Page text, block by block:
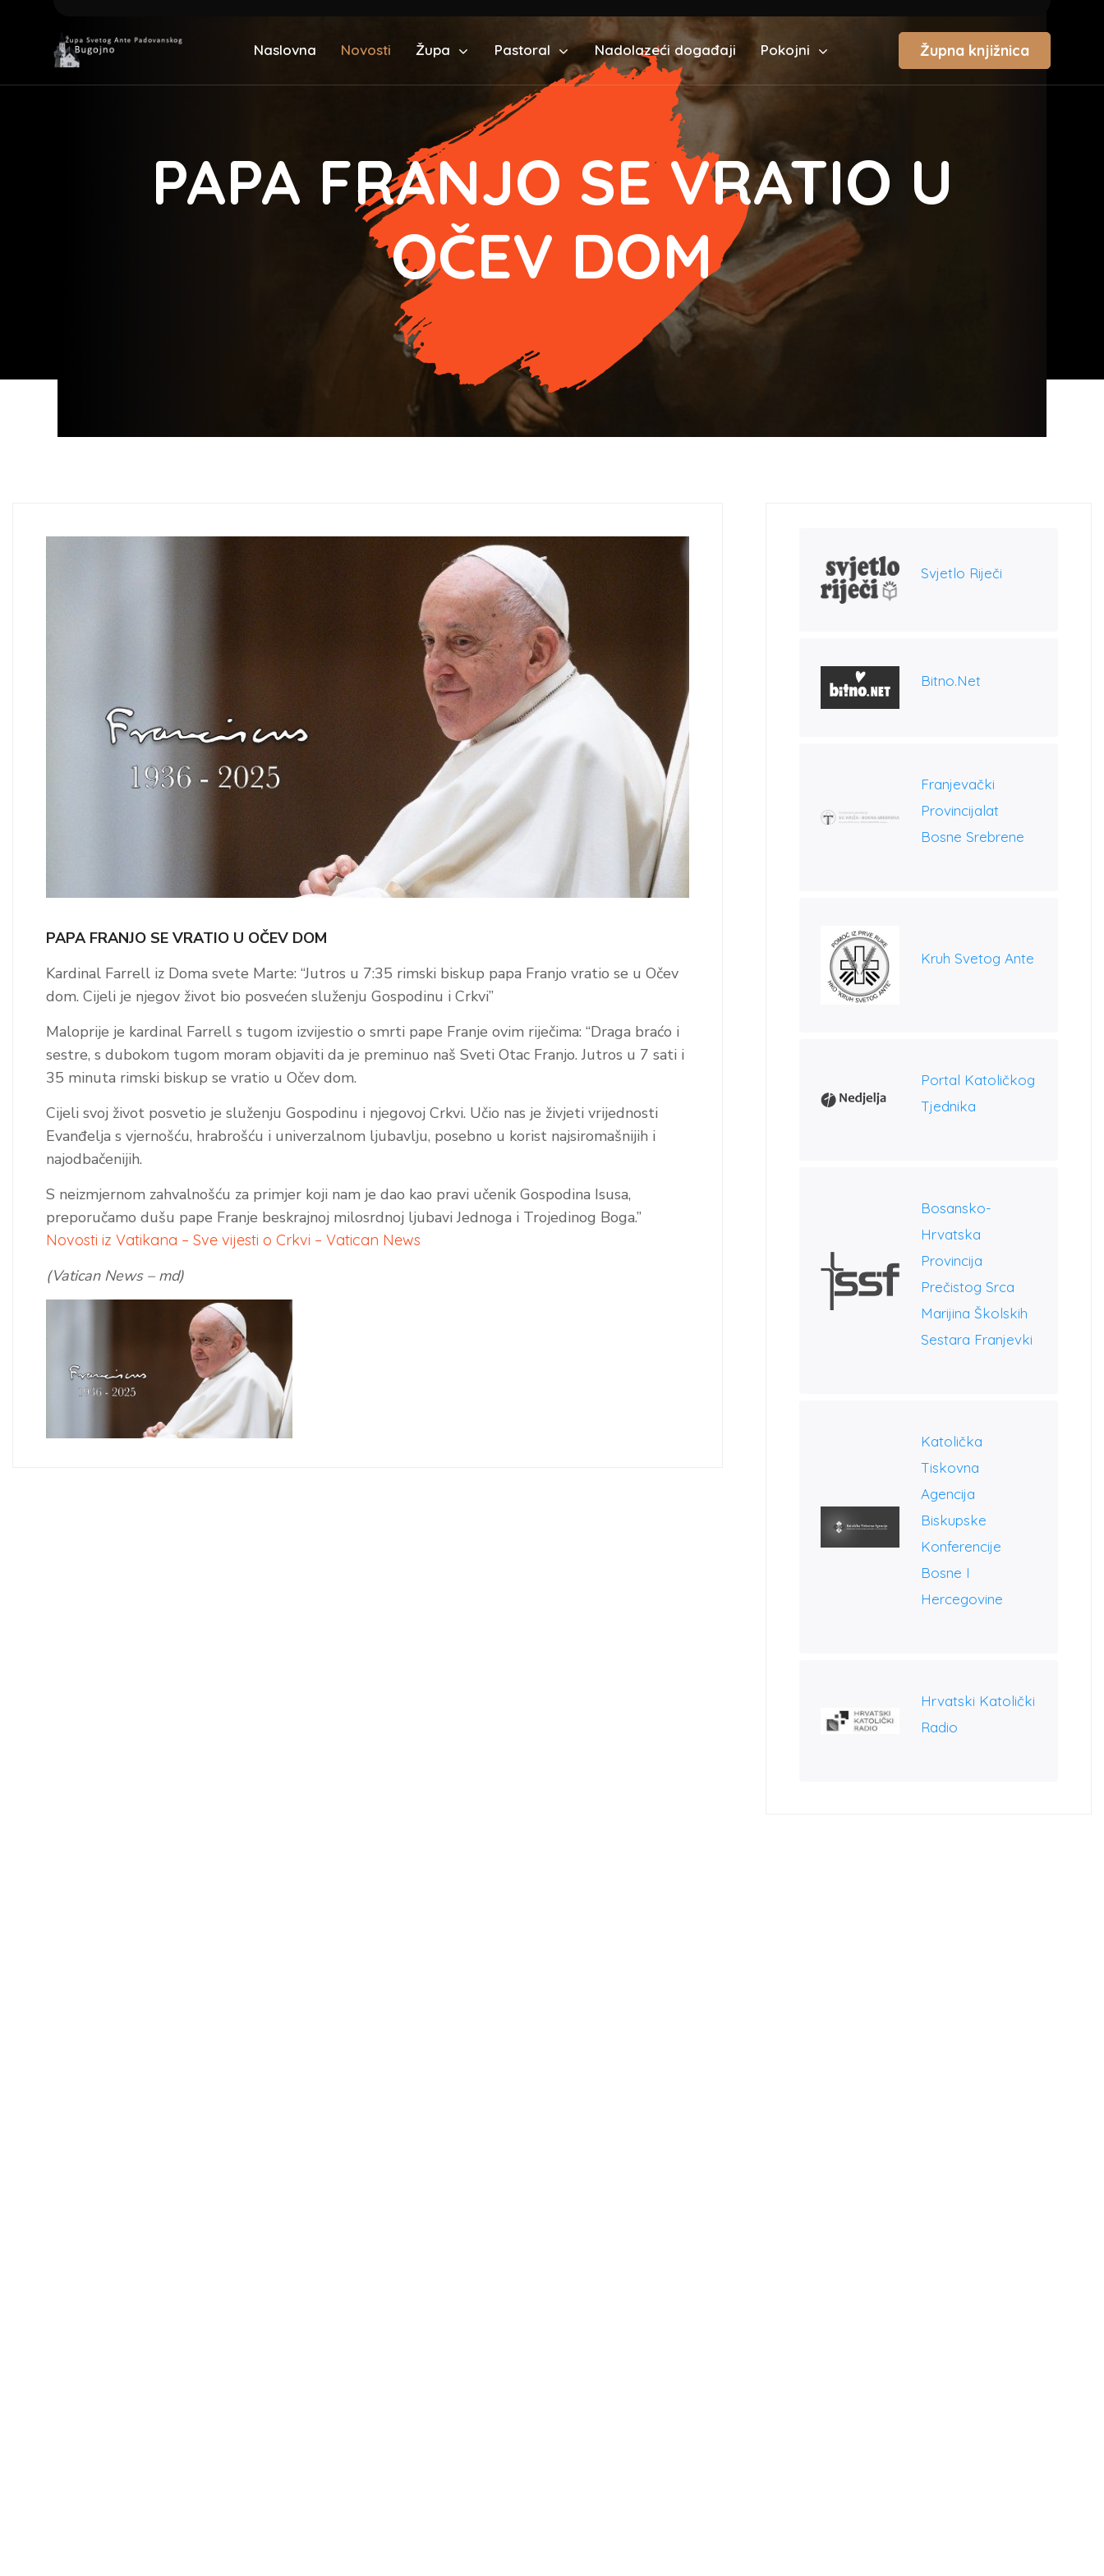
Naslovna Novosti Župa Pastoral Nadolazeći događaji Pokojni Župna knjižnica
PAPA FRANJO SE VRATIO U
OČEV DOM
PAPA FRANJO SE VRATIO U OČEV DOM
Kardinal Farrell iz Doma svete Marte: “Jutros u 7:35 rimski biskup papa Franjo vratio se u Očev
dom. Cijeli je njegov život bio posvećen služenju Gospodinu i Crkvi”
Maloprije je kardinal Farrell s tugom izvijestio o smrti pape Franje ovim riječima: “Draga braćo i
sestre, s dubokom tugom moram objaviti da je preminuo naš Sveti Otac Franjo. Jutros u 7 sati i
35 minuta rimski biskup se vratio u Očev dom.
Cijeli svoj život posvetio je služenju Gospodinu i njegovoj Crkvi. Učio nas je živjeti vrijednosti
Evanđelja s vjernošću, hrabrošću i univerzalnom ljubavlju, posebno u korist najsiromašnijih i
najodbačenijih.
S neizmjernom zahvalnošću za primjer koji nam je dao kao pravi učenik Gospodina Isusa,
preporučamo dušu pape Franje beskrajnoj milosrdnoj ljubavi Jednoga i Trojedinog Boga.”
Novosti iz Vatikana – Sve vijesti o Crkvi – Vatican News
(Vatican News – md)
Svjetlo Riječi
Bitno.net
Franjevački
Provincijalat
Bosne Srebrene
Kruh Svetog Ante
Portal Katoličkog
Tjednika
Bosansko-
Hrvatska
Provincija
Prečistog Srca
Marijina Školskih
Sestara Franjevki
Katolička
Tiskovna
Agencija
Biskupske
Konferencije
Bosne I
Hercegovine
Hrvatski Katolički
Radio